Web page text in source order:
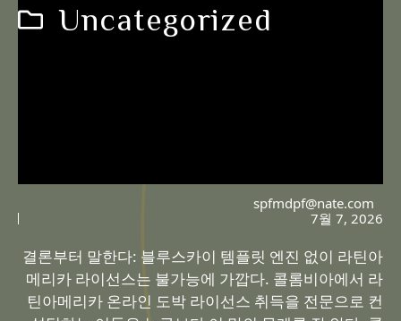
Uncategorized
spfmdpf@nate.com
7월 7, 2026
결론부터 말한다: 블루스카이 템플릿 엔진 없이 라틴아
메리카 라이선스는 불가능에 가깝다. 콜롬비아에서 라
틴아메리카 온라인 도박 라이선스 취득을 전문으로 컨